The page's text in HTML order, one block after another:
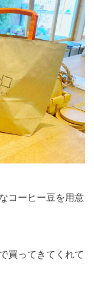
コーヒー豆を用意
買ってきてくれて